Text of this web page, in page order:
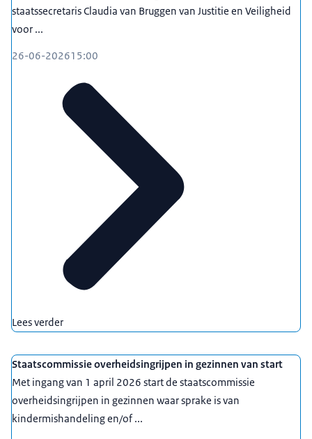
staatssecretaris Claudia van Bruggen van Justitie en Veiligheid
voor ...
26-06-202615:00
Lees verder
Staatscommissie overheidsingrijpen in gezinnen van start
Met ingang van 1 april 2026 start de staatscommissie
overheidsingrijpen in gezinnen waar sprake is van
kindermishandeling en/of ...